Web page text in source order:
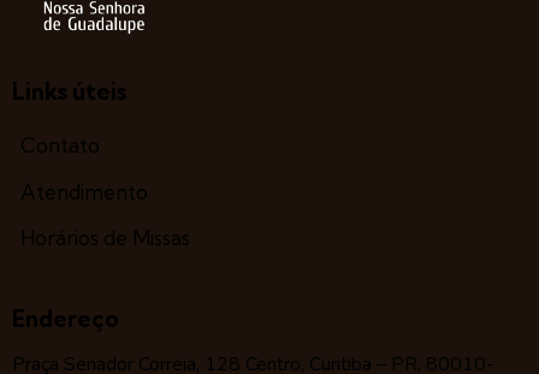
Links úteis
Contato
Atendimento
Horários de Missas
Endereço
Praça Senador Correia, 128 Centro, Curitiba – PR, 80010-